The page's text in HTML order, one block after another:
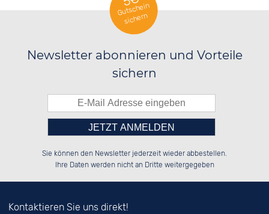
Gutschein
sichern
Newsletter abonnieren und Vorteile
sichern
░░░░██░░██████░░░░░░██░░██████░░
░░░░██░░██░░██░░░░░░██░░██░░██░░
Bitte tragen Sie die Zahl in
das nebenstehende Feld ein.
Sie können den Newsletter jederzeit wieder abbestellen.
Ihre Daten werden nicht an Dritte weitergegeben
Kontaktieren Sie uns direkt!